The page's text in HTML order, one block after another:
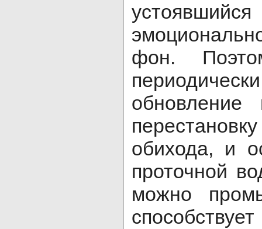
фон.
обновление
обихода, и
проточной
можно